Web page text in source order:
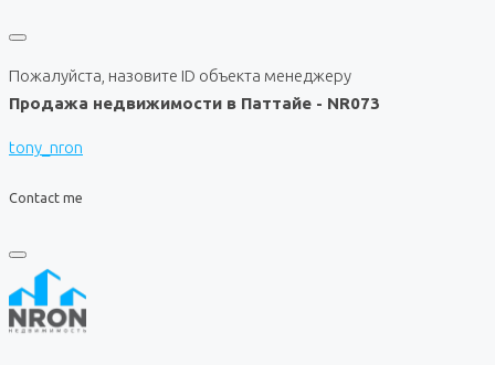
Пожалуйста, назовите ID объекта менеджеру
Продажа недвижимости в Паттайе - NR073
tony_nron
Contact me